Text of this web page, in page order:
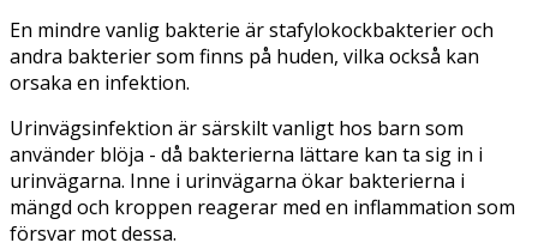
En mindre vanlig bakterie är stafylokockbakterier och
andra bakterier som finns på huden, vilka också kan
orsaka en infektion.
Urinvägsinfektion är särskilt vanligt hos barn som
använder blöja - då bakterierna lättare kan ta sig in i
urinvägarna. Inne i urinvägarna ökar bakterierna i
mängd och kroppen reagerar med en inflammation som
försvar mot dessa.